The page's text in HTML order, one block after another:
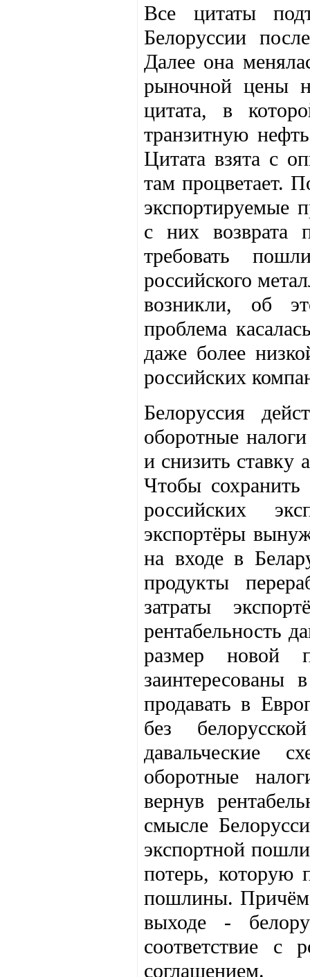
Все цитаты
Белоруссии
Далее она
рыночной цены
цитата, в
транзитную
Цитата взята с
там процветает.
экспортируемые
с них
требовать
российского
возникли, об
проблема
даже более
российских
Белоруссия
оборотные
и снизить ставку
Чтобы сохранить
российских
экспортёры
на входе в
продукты
затраты
рентабельность
размер новой
заинтересованы
продавать в
без
давальческие
оборотные
вернув
смысле
экспортной
потерь, которую
пошлины. Причём
выходе -
соответствие с
соглашением.